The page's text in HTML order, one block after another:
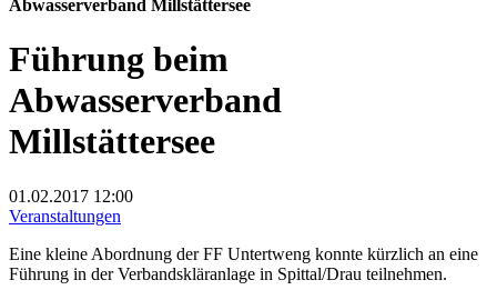
Abwasserverband Millstättersee
Führung beim
Abwasserverband
Millstättersee
01.02.2017 12:00
Veranstaltungen
Eine kleine Abordnung der FF Untertweng konnte kürzlich an eine
Führung in der Verbandskläranlage in Spittal/Drau teilnehmen.